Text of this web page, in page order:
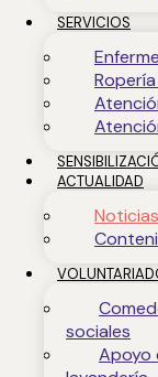
SERVICIOS
ACTUALIDAD
Noticias
sociales
Apoyo